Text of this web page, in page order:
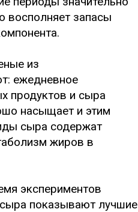
восполняет запасы
из
ежедневное
продуктов и сыра
насыщает и этим
сыра содержат
жиров в
экспериментов
показывают лучшие